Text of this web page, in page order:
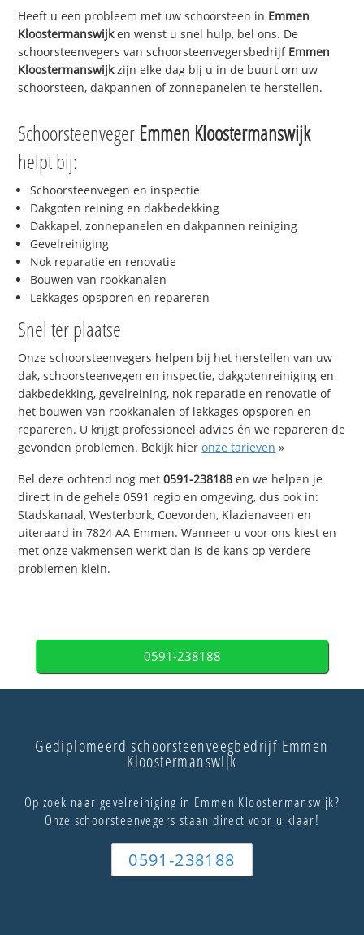
Heeft u een probleem met uw schoorsteen in Emmen
Kloostermanswijken wenst u snel hulp, bel ons. De
schoorsteenvegers van schoorsteenvegersbedrijf Emmen
Kloostermanswijkzijn elke dag bij u in de buurt om uw
schoorsteen, dakpannen of zonnepanelen te herstellen.
Schoorsteenveger Emmen Kloostermanswijk
helpt bij:
Schoorsteenvegen en inspectie
Dakgoten reining en dakbedekking
Dakkapel, zonnepanelen en dakpannen reiniging
Gevelreiniging
Nok reparatie en renovatie
Bouwen van rookkanalen
Lekkages opsporen en repareren
Snel ter plaatse
Onze schoorsteenvegers helpen bij het herstellen van uw
dak, schoorsteenvegen en inspectie, dakgotenreiniging en
dakbedekking, gevelreining, nok reparatie en renovatie of
het bouwen van rookkanalen of lekkages opsporen en
repareren. U krijgt professioneel advies én we repareren de
gevonden problemen. Bekijk hieronze tarieven »
Bel deze ochtend nog met0591-238188 en we helpen je
direct in de gehele 0591 regio en omgeving, dus ook in:
Stadskanaal, Westerbork, Coevorden, Klazienaveen en
uiteraard in 7824 AA Emmen. Wanneer u voor ons kiest en
met onze vakmensen werkt dan is de kans op verdere
problemen klein.
0591-238188
Gediplomeerd schoorsteenveegbedrijf Emmen
Kloostermanswijk
Op zoek naar gevelreiniging in Emmen Kloostermanswijk?
Onze schoorsteenvegers staan direct voor u klaar!
0591-238188